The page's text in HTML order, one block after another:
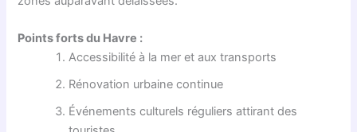
Points forts du Havre :
Accessibilité à la mer et aux transports
Rénovation urbaine continue
Événements culturels réguliers attirant des